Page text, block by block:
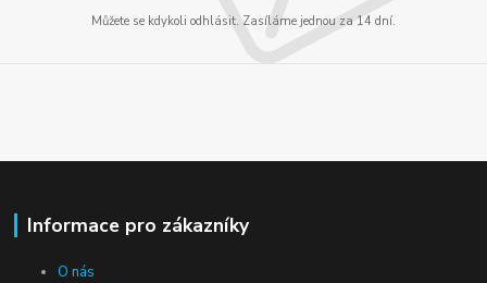
Můžete se kdykoli odhlásit. Zasíláme jednou za 14 dní.
Informace pro zákazníky
O nás